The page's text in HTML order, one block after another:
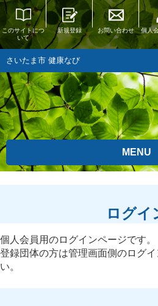
このサイトにつ
いて
新規登録 お問い合わせ
個人
さいたま市 健康なび
MENU
ログイ
個人会員用のログインページです。
登録団体の方は管理画面側のログ
い。